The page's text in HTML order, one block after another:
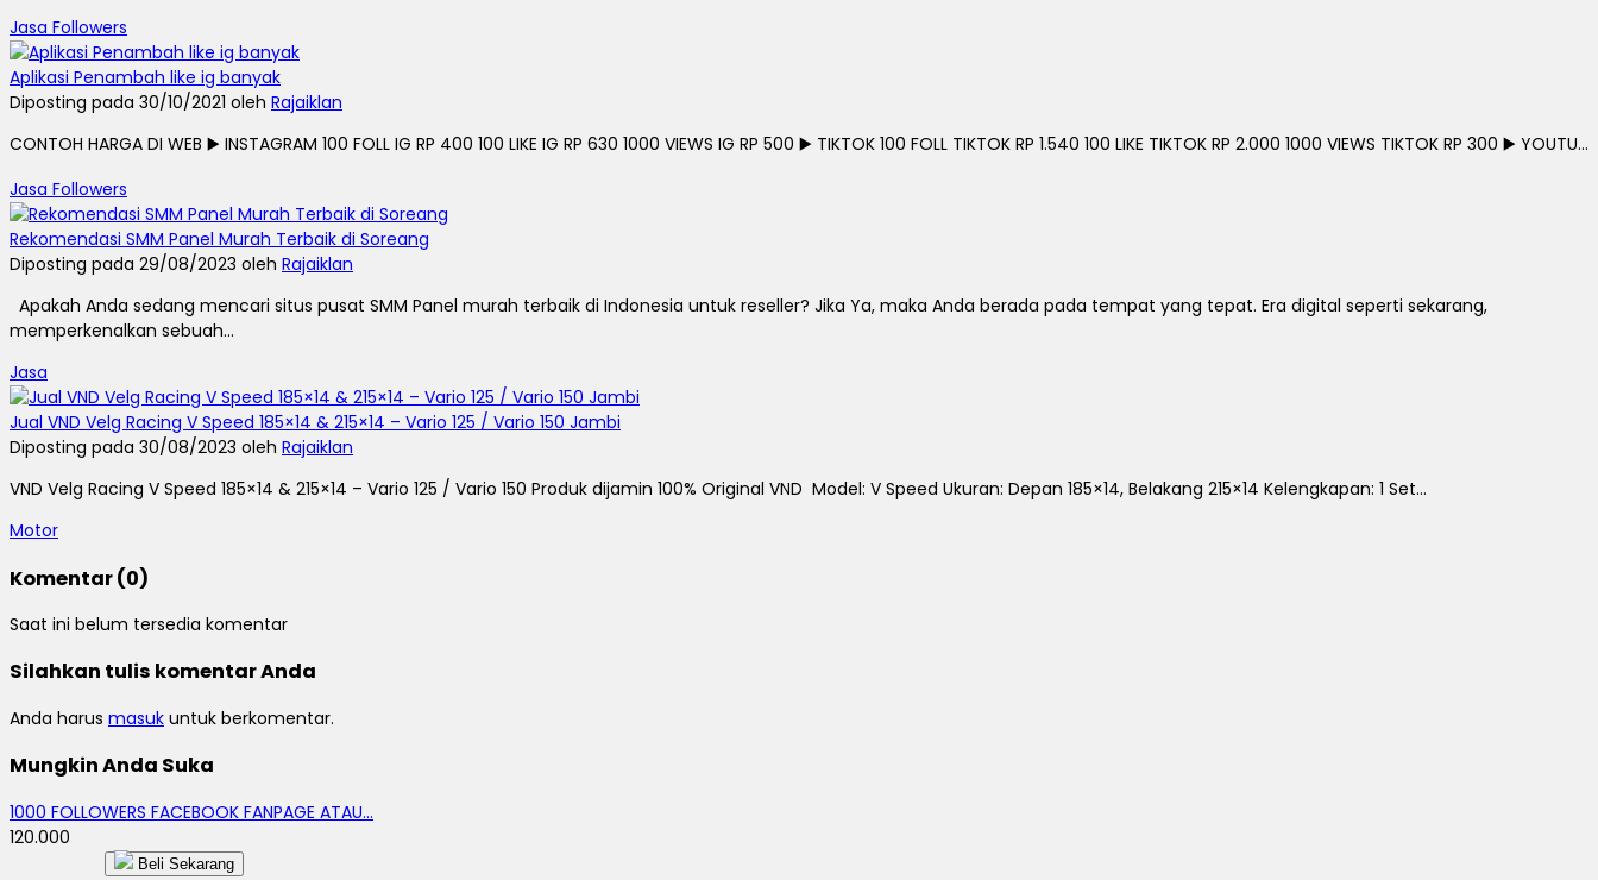
Jasa Followers
Aplikasi Penambah like ig banyak
Diposting pada 30/10/2021 oleh Rajaiklan
CONTOH HARGA DI WEB ▶️ INSTAGRAM 100 FOLL IG RP 400 100 LIKE IG RP 630 1000 VIEWS IG RP 500 ▶️ TIKTOK 100 FOLL TIKTOK RP 1.540 100 LIKE TIKTOK RP 2.000 1000 VIEWS TIKTOK RP 300 ▶️ YOUTU...
Jasa Followers
Rekomendasi SMM Panel Murah Terbaik di Soreang
Diposting pada 29/08/2023 oleh Rajaiklan
Apakah Anda sedang mencari situs pusat SMM Panel murah terbaik di Indonesia untuk reseller? Jika Ya, maka Anda berada pada tempat yang tepat. Era digital seperti sekarang,
memperkenalkan sebuah...
Jasa
Jual VND Velg Racing V Speed 185×14 & 215×14 – Vario 125 / Vario 150 Jambi
Diposting pada 30/08/2023 oleh Rajaiklan
VND Velg Racing V Speed 185×14 & 215×14 – Vario 125 / Vario 150 Produk dijamin 100% Original VND Model: V Speed Ukuran: Depan 185×14, Belakang 215×14 Kelengkapan: 1 Set...
Motor
Komentar (0)
Saat ini belum tersedia komentar
Silahkan tulis komentar Anda
Anda harus masuk untuk berkomentar.
Mungkin Anda Suka
1000 FOLLOWERS FACEBOOK FANPAGE ATAU...
120.000
Beli Sekarang